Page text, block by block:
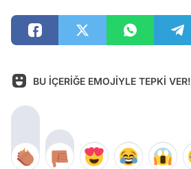
BU İÇERİĞE EMOJİYLE TEPKİ VER!